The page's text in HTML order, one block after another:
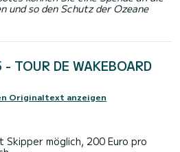
und so den Schutz der Ozeane
TOUR DE WAKEBOARD
Originaltext anzeigen
möglich, 200 Euro pro